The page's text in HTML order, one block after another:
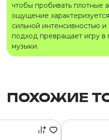
чтобы пробивать плотные
ощущение
сильной интенсивностью
подход превращает игру
музыки.
ПОХОЖИЕ